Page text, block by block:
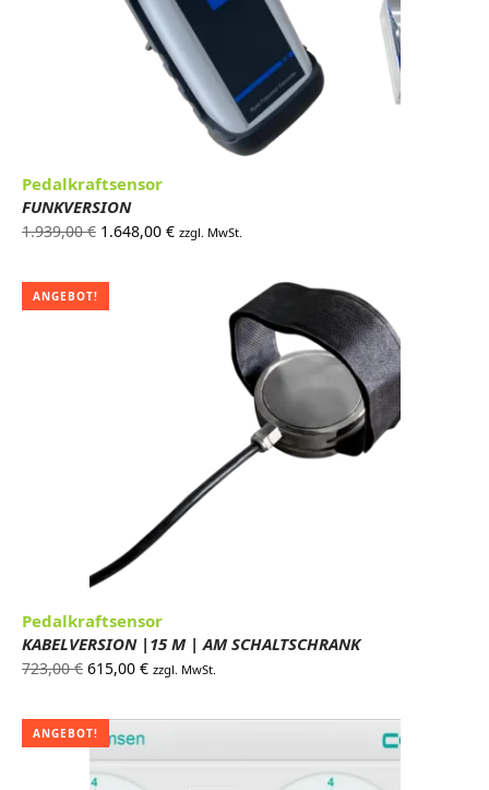
Pedalkraftsensor
FUNKVERSION
1.939,00€ Ursprünglicher
1.939,00 €
1.648,00 €Aktueller
zzgl. MwSt.
ANGEBOT!
Pedalkraftsensor
KABELVERSION |15 M | AM SCHALTSCHRANK
723,00€ Ursprünglicher
723,00 €
615,00 €Aktueller
615,00 €.
zzgl. MwSt.
ANGEBOT!